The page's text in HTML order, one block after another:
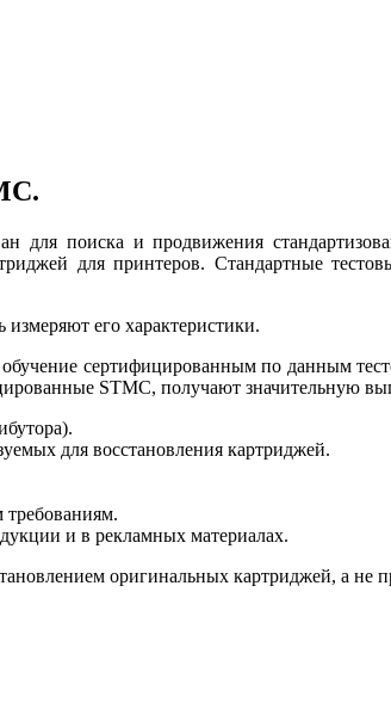
для поиска и продвижения
для принтеров. Стандартные
его характеристики.
сертифицированным по данным
STMC, получают значительную
для восстановления картриджей.
требованиям.
и в рекламных материалах.
оригинальных картриджей, а